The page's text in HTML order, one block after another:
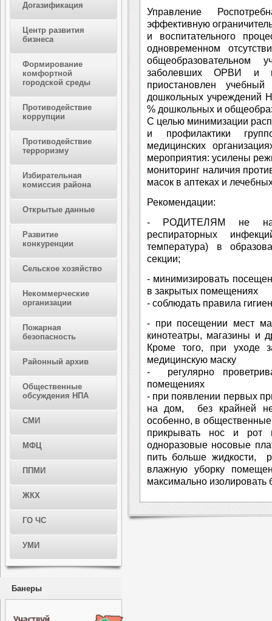
Догазификация
Центр развития
бизнеса
Формирование
комфортной
городской среды
Противодействие
коррупции
Противодействие
терроризму
Избирательная
комиссия района
Открытые данные
Развитие
конкуренции
Сельское хозяйство
Некоммерческие
организации
Пожарная
безопасность
Районный архив
Общественные
обсуждения НПА
СМИ
МФЦ
ППМИ
ЖКХ
ГО ЧС
УМИ
Банеры
Управление
эффективную
и воспитательного
одновременном
заболевших ОРВИ и
приостановлен
дошкольных учреждений
% дошкольных и
С целью минимизации
и профилактики
медицинских
мероприятия: усилены
мониторинг наличия
масок в аптеках и
Рекомендации:
- РОДИТЕЛЯМ не
респираторных
температура) в
секции;
- минимизировать
в закрытых помещениях
- соблюдать правила
- при посещении мест
кинотеатры, магазины и
Кроме того, при уходе
медицинскую маску
- регулярно
помещениях
- при появлении первых
на дом, без крайней
особенно, в
прикрывать нос и рот
одноразовые носовые
пить больше жидкости,
влажную уборку
максимально изолировать